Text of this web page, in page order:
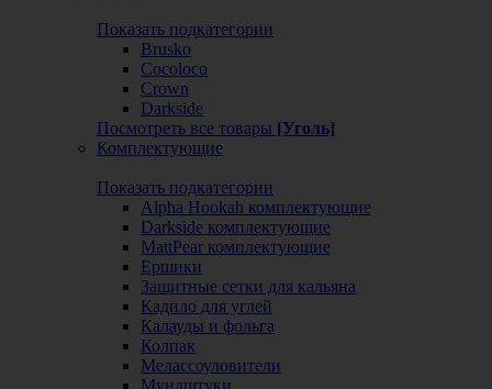
Показать подкатегории
Brusko
Cocoloco
Crown
Darkside
Посмотреть все товары [Уголь]
Комплектующие
Показать подкатегории
Alpha Hookah комплектующие
Darkside комплектующие
MattPear комплектующие
Ершики
Защитные сетки для кальяна
Кадило для углей
Калауды и фольга
Колпак
Мелассоуловители
Мундштуки